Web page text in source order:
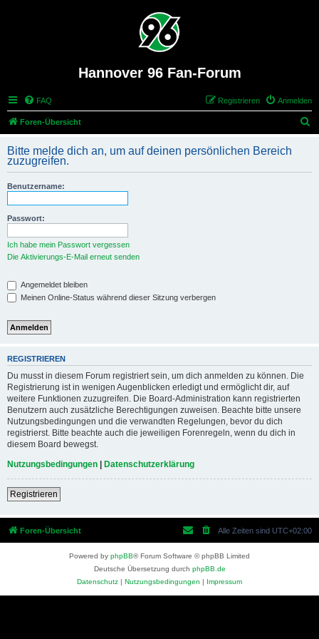
Hannover 96 Fan-Forum
FAQ Anmelden
Registrieren
Foren-Übersicht
h
Bitte melde dich an, um auf deinen persönlichen Bereich
zuzugreifen.
Benutzername:
Passwort:
Ich habe mein Passwort vergessen
Die Aktivierungs-E-Mail erneut senden
Angemeldet bleiben
Meinen Online-Status während dieser Sitzung verbergen
REGISTRIEREN
Du musst in diesem Forum registriert sein, um dich anmelden zu können. Die
Registrierung ist in wenigen Augenblicken erledigt und ermöglicht dir, auf
weitere Funktionen zuzugreifen. Die Board-Administration kann registrierten
Benutzern auch zusätzliche Berechtigungen zuweisen. Beachte bitte unsere
Nutzungsbedingungen und die verwandten Regelungen, bevor du dich
registrierst. Bitte beachte auch die jeweiligen Forenregeln, wenn du dich in
diesem Board bewegst.
Nutzungsbedingungen | Datenschutzerklärung
Registrieren
Foren-Übersicht Alle Zeiten sind UTC+02:00
Powered by phpBB® Forum Software © phpBB Limited
Deutsche Übersetzung durch phpBB.de
Datenschutz | Nutzungsbedingungen | Impressum